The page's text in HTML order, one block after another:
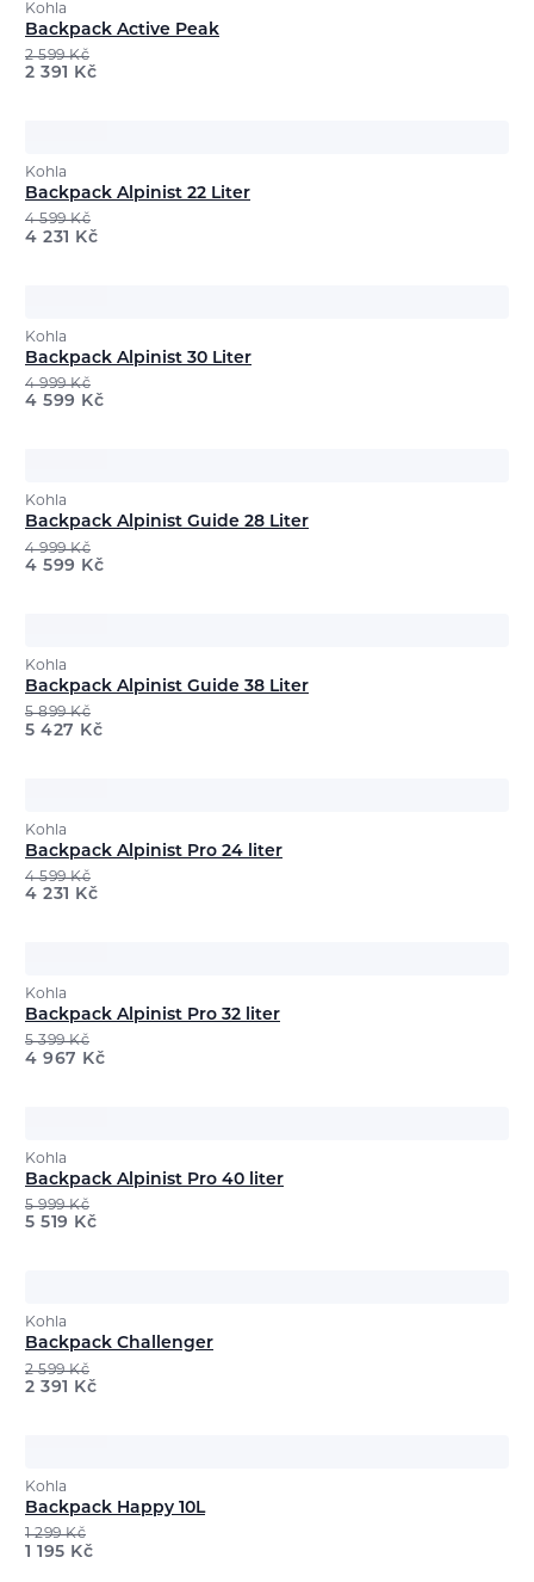
Kohla
Backpack Active Peak
2 599Kč
2 391 Kč
Kohla
Backpack Alpinist 22 Liter
4 599Kč
4 231 Kč
Kohla
Backpack Alpinist 30 Liter
4 999Kč
4 599 Kč
Kohla
Backpack Alpinist Guide 28 Liter
4 999Kč
4 599 Kč
Kohla
Backpack Alpinist Guide 38 Liter
5 899Kč
5 427 Kč
Kohla
Backpack Alpinist Pro 24 liter
4 599Kč
4 231 Kč
Kohla
Backpack Alpinist Pro 32 liter
5 399Kč
4 967 Kč
Kohla
Backpack Alpinist Pro 40 liter
5 999Kč
5 519 Kč
Kohla
Backpack Challenger
2 599Kč
2 391 Kč
Kohla
Backpack Happy 10L
1 299Kč
1 195 Kč